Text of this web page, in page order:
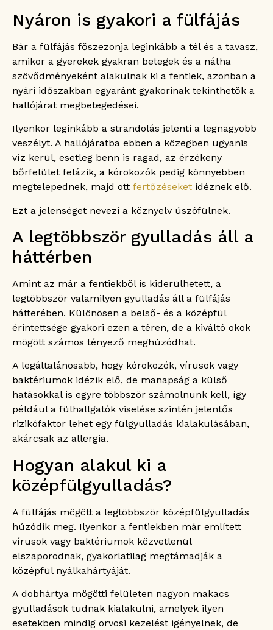
Nyáron is gyakori a fülfájás
Bár a fülfájás főszezonja leginkább a tél és a tavasz,
amikor a gyerekek gyakran betegek és a nátha
szövődményeként alakulnak ki a fentiek, azonban a
nyári időszakban egyaránt gyakorinak tekinthetők a
hallójárat megbetegedései.
Ilyenkor leginkább a strandolás jelenti a legnagyobb
veszélyt. A hallójáratba ebben a közegben ugyanis
víz kerül, esetleg benn is ragad, az érzékeny
bőrfelület felázik, a kórokozók pedig könnyebben
megtelepednek, majd ott fertőzéseket idéznek elő.
Ezt a jelenséget nevezi a köznyelv úszófülnek.
A legtöbbször gyulladás áll a
háttérben
Amint az már a fentiekből is kiderülhetett, a
legtöbbször valamilyen gyulladás áll a fülfájás
hátterében. Különösen a belső- és a középfül
érintettsége gyakori ezen a téren, de a kiváltó okok
mögött számos tényező meghúzódhat.
A legáltalánosabb, hogy kórokozók, vírusok vagy
baktériumok idézik elő, de manapság a külső
hatásokkal is egyre többször számolnunk kell, így
például a fülhallgatók viselése szintén jelentős
rizikófaktor lehet egy fülgyulladás kialakulásában,
akárcsak az allergia.
Hogyan alakul ki a
középfülgyulladás?
A fülfájás mögött a legtöbbször középfülgyulladás
húzódik meg. Ilyenkor a fentiekben már említett
vírusok vagy baktériumok közvetlenül
elszaporodnak, gyakorlatilag megtámadják a
középfül nyálkahártyáját.
A dobhártya mögötti felületen nagyon makacs
gyulladások tudnak kialakulni, amelyek ilyen
esetekben mindig orvosi kezelést igényelnek, de